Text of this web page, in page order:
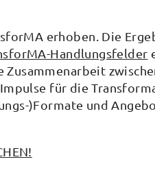
erhoben. Die
Handlungsfelder
für die
)Formate und